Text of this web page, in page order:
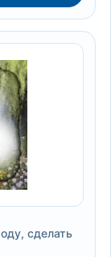
сделать